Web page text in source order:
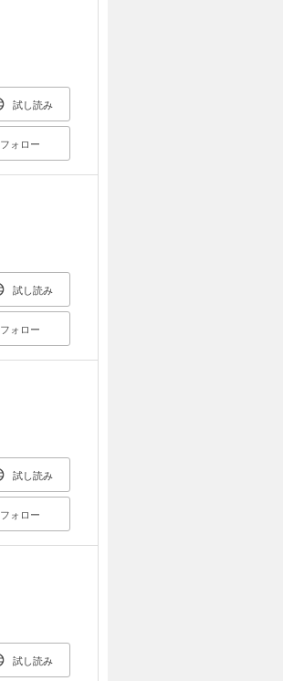
試し読み
フォロー
試し読み
フォロー
試し読み
フォロー
試し読み